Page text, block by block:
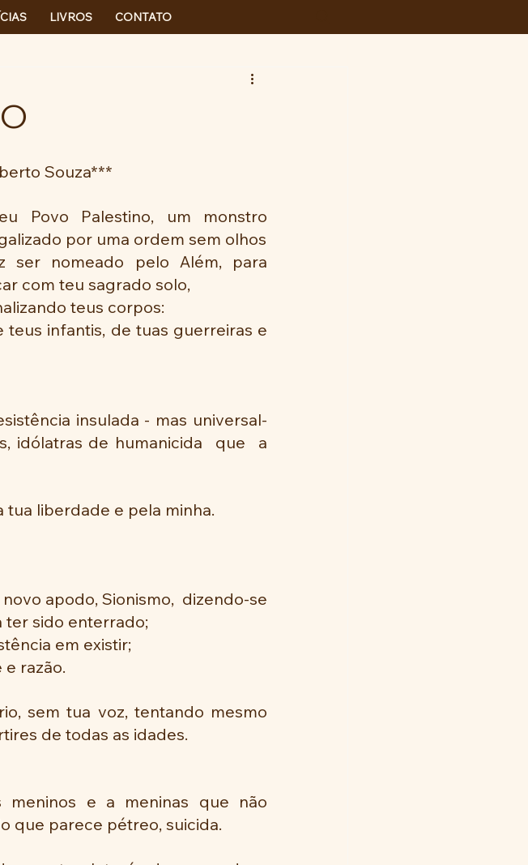
LIVROS CONTATO
Souza***
Povo Palestino, um monstro
por uma ordem sem olhos
ser nomeado pelo Além, para
com teu sagrado solo,
teus corpos:
teus infantis, de tuas guerreiras e
insulada - mas universal-
idólatras de humanicida  que  a
tua liberdade e pela minha.
apodo, Sionismo,  dizendo-se
ter sido enterrado;
em existir;
razão.
sem tua voz, tentando mesmo
de todas as idades.
e a meninas que não
que parece pétreo, suicida.